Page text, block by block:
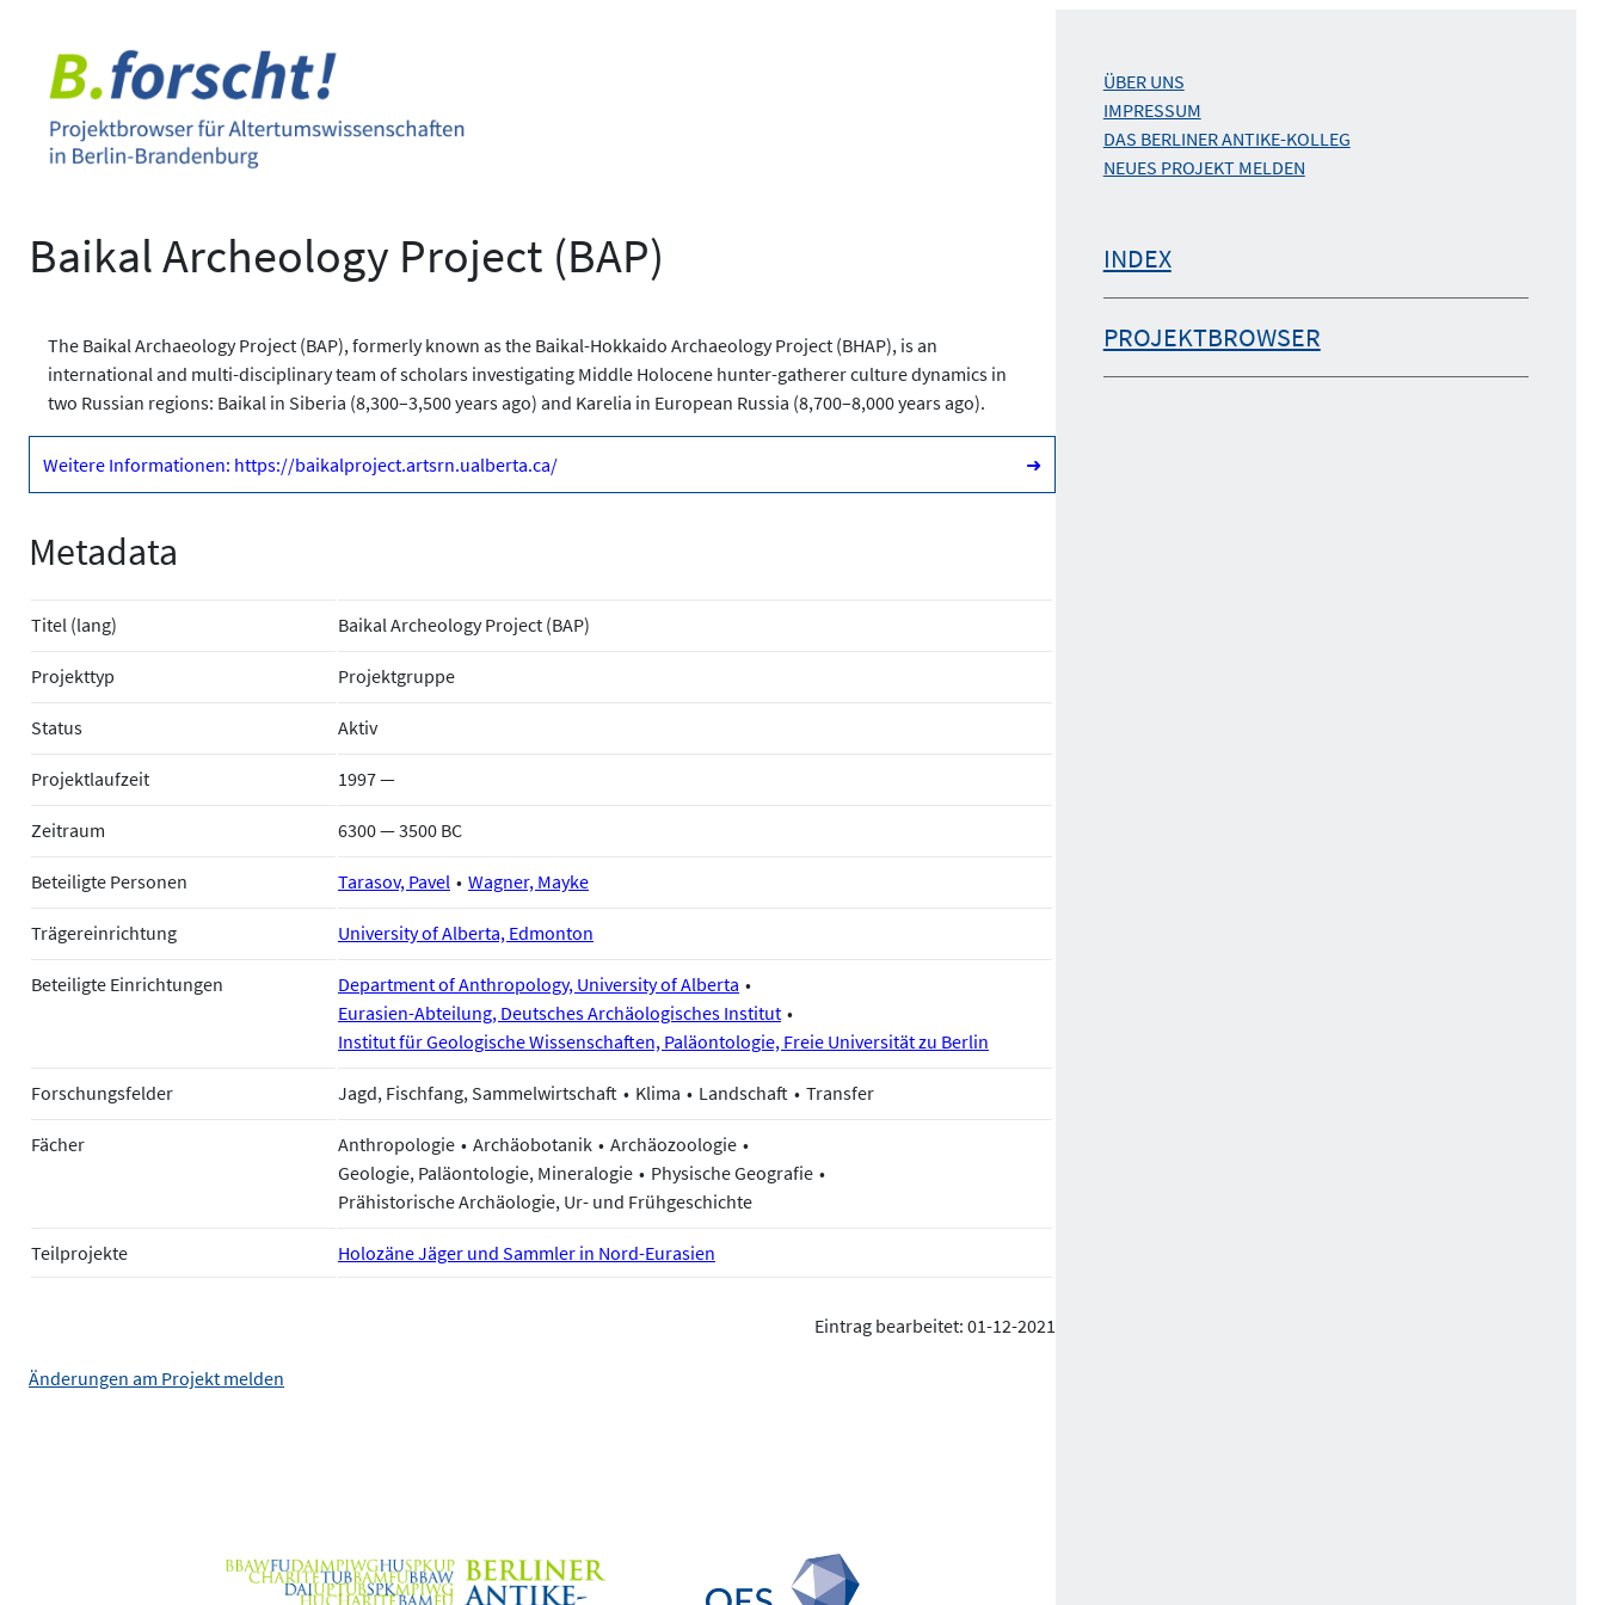
springen
Baikal Archeology Project (BAP)
The Baikal Archaeology Project (BAP), formerly known as the Baikal-Hokkaido Archaeology Project (BHAP), is an
international and multi-disciplinary team of scholars investigating Middle Holocene hunter-gatherer culture dynamics in
two Russian regions: Baikal in Siberia (8,300–3,500 years ago) and Karelia in European Russia (8,700–8,000 years ago).
Weitere Informationen: https://baikalproject.artsrn.ualberta.ca/ ➜
Metadata
Titel (lang) Baikal Archeology Project (BAP)
Projekttyp Projektgruppe
Status Aktiv
Projektlaufzeit 1997 —
Zeitraum 6300 — 3500 BC
Beteiligte Personen Tarasov, Pavel Wagner, Mayke
Trägereinrichtung University of Alberta, Edmonton
Beteiligte Einrichtungen
Department of Anthropology, University of Alberta
Eurasien-Abteilung, Deutsches Archäologisches Institut
Institut für Geologische Wissenschaften, Paläontologie, Freie Universität zu Berlin
Forschungsfelder Jagd, Fischfang, Sammelwirtschaft Klima Landschaft Transfer
Fächer Anthropologie Archäobotanik
Archäozoologie
Geologie, Paläontologie, Mineralogie
Physische Geografie
Prähistorische Archäologie, Ur- und Frühgeschichte
Teilprojekte Holozäne Jäger und Sammler in Nord-Eurasien
Eintrag bearbeitet: 01-12-2021
Änderungen am Projekt melden
ÜBER UNS
IMPRESSUM
DAS BERLINER ANTIKE-KOLLEG
NEUES PROJEKT MELDEN
INDEX
PROJEKTBROWSER